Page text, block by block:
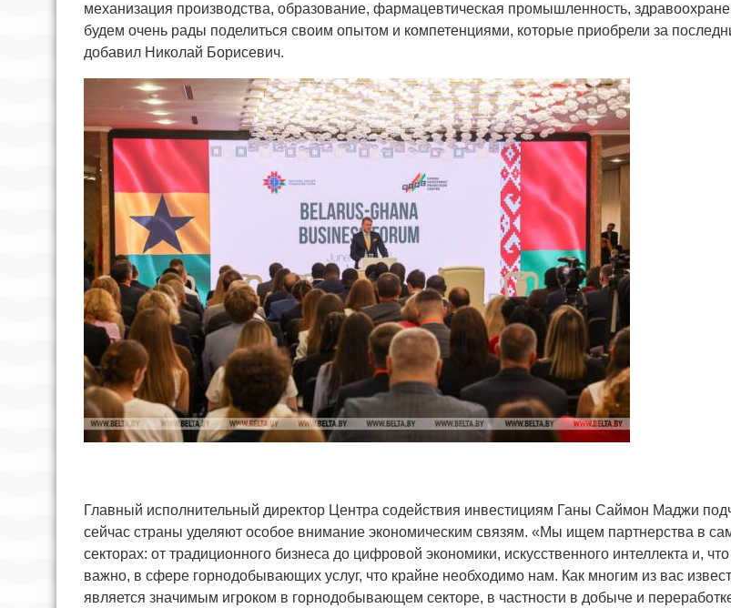
механизация производства, образование, фармацевтическая промышленность,
будем очень рады поделиться своим опытом и компетенциями, которые приобрели за
добавил Николай Борисевич.